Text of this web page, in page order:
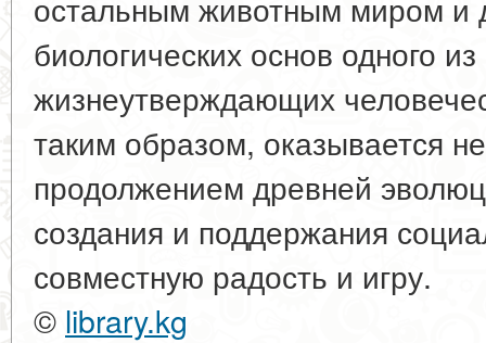
биологических основ одного
жизнеутверждающих
таким образом, оказывается
продолжением древней
создания и поддержания
совместную радость и игру.
© library.kg